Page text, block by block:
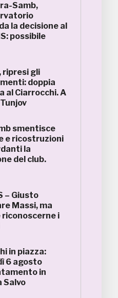
Samb,
la decisione al
possibile
ripresi gli
doppia
al Ciarrocchi. A
smentisce
e ricostruzioni
la
del club.
– Giusto
Massi, ma
riconoscerne i
in piazza:
6 agosto
in
Salvo